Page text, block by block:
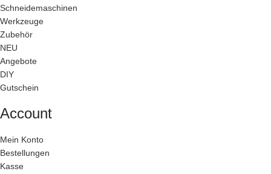
Schneidemaschinen
Werkzeuge
Zubehör
NEU
Angebote
DIY
Gutschein
Account
Mein Konto
Bestellungen
Kasse